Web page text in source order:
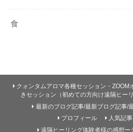
食
クォンタムアロマ各種セッション・ZOOM
きセッション（初めての方向け遠隔ヒー
最新のブログ記事/最新ブログ記事/
プロフィール
人気記
遠隔ヒーリング体験者様の感想